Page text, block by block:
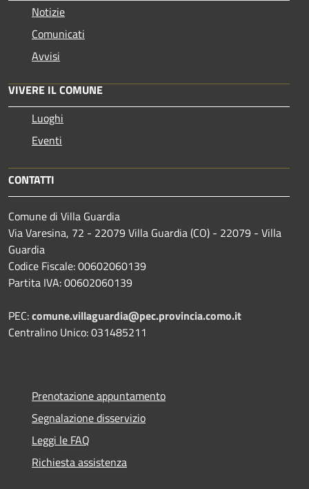
Notizie
Comunicati
Avvisi
VIVERE IL COMUNE
Luoghi
Eventi
CONTATTI
Comune di Villa Guardia
Via Varesina, 72 - 22079 Villa Guardia (CO) - 22079 - Villa
Guardia
Codice Fiscale: 00602060139
Partita IVA: 00602060139
PEC:comune.villaguardia@pec.provincia.como.it
Centralino Unico: 031485211
Prenotazione appuntamento
Segnalazione disservizio
Leggi le FAQ
Richiesta assistenza